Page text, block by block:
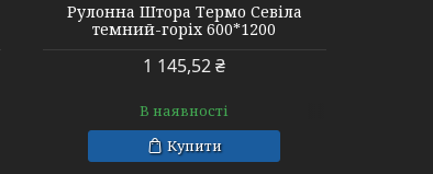
Рулонна Штора Термо Севіла
темний-горіх 600*1200
1 145,52 ₴
В наявності
Купити